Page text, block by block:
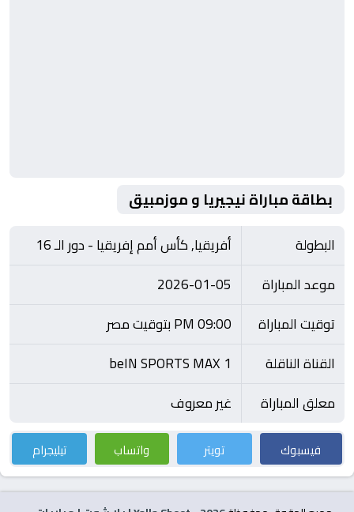
بطاقة مباراة نيجيريا و موزمبيق
البطولة
أفريقيا, كأس أمم إفريقيا - دور الـ 16
موعد المباراة
2026-01-05
توقيت المباراة
09:00 PM بتوقيت مصر
القناة الناقلة
beIN SPORTS MAX 1
معلق المباراة
غير معروف
فيسبوك تويتر واتساب تيليجرام